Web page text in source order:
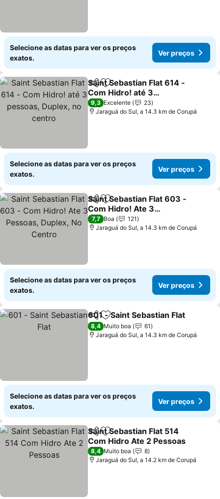
Selecione as datas para ver os preços
exatos.
Ver preços
PartilharAdicionar aos favoritos
Saint Sebastian Flat 614 -
Com Hidro! até 3
pessoas, Duplex, no
centro
9,3 Excelente
23
Jaraguá do Sul, a 14.3 km de Corupá
Selecione as datas para ver os preços
exatos.
Ver preços
PartilharAdicionar aos favoritos
Saint Sebastian Flat 603 -
Com Hidro! Ate 3
Pessoas, Duplex, No
Centro
7,7 Boa
121
Jaraguá do Sul, a 14.3 km de Corupá
Selecione as datas para ver os preços
exatos.
Ver preços
PartilharAdicionar aos favoritos
601 - Saint Sebastian Flat
8,4 Muito boa
61
Jaraguá do Sul, a 14.3 km de Corupá
Selecione as datas para ver os preços
exatos.
Ver preços
PartilharAdicionar aos favoritos
Saint Sebastian Flat 514
Com Hidro Ate 2 Pessoas
8,4 Muito boa
8
Jaraguá do Sul, a 14.2 km de Corupá